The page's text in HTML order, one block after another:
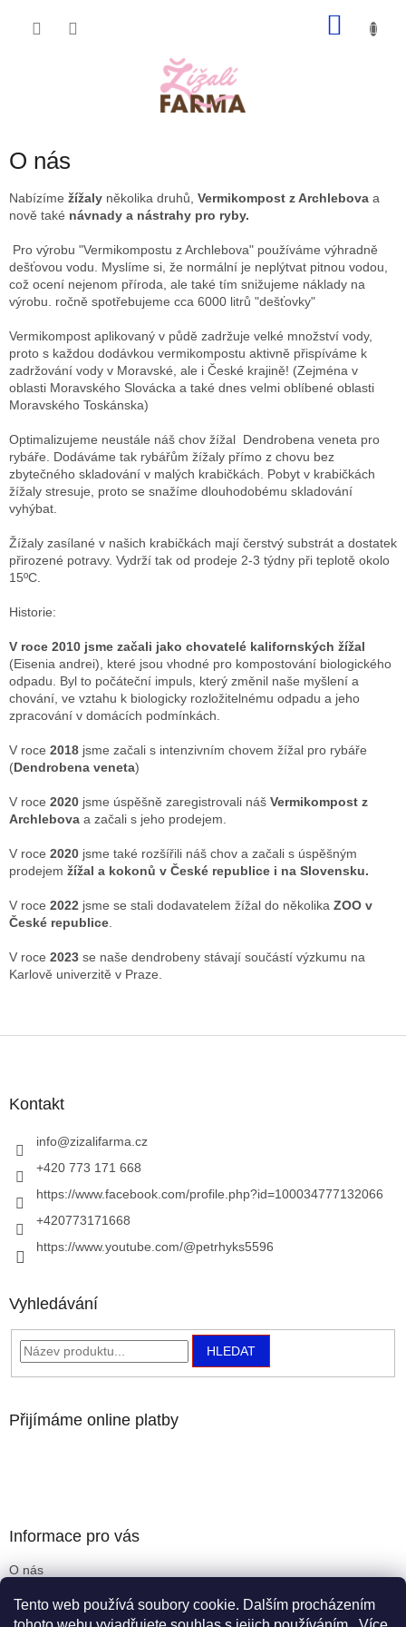
Tento web používá soubory cookie. Dalším procházením
O nás
Nabízíme žížaly několika druhů, Vermikompost z Archlebova a
nově také návnady a nástrahy pro ryby.
Pro výrobu "Vermikompostu z Archlebova" používáme výhradně
dešťovou vodu. Myslíme si, že normální je neplýtvat pitnou vodou,
což ocení nejenom příroda, ale také tím snižujeme náklady na
výrobu. ročně spotřebujeme cca 6000 litrů "dešťovky"
Vermikompost aplikovaný v půdě zadržuje velké množství vody,
proto s každou dodávkou vermikompostu aktivně přispíváme k
zadržování vody v Moravské, ale i České krajině! (Zejména v
oblasti Moravského Slovácka a také dnes velmi oblíbené oblasti
Moravského Toskánska)
Optimalizujeme neustále náš chov žížal Dendrobena veneta pro
rybáře. Dodáváme tak rybářům žížaly přímo z chovu bez
zbytečného skladování v malých krabičkách. Pobyt v krabičkách
žížaly stresuje, proto se snažíme dlouhodobému skladování
vyhýbat.
Žížaly zasílané v našich krabičkách mají čerstvý substrát a dostatek
přirozené potravy. Vydrží tak od prodeje 2-3 týdny při teplotě okolo
15ºC.
Historie:
V roce 2010 jsme začali jako chovatelé kalifornských žížal
(Eisenia andrei), které jsou vhodné pro kompostování biologického
odpadu. Byl to počáteční impuls, který změnil naše myšlení a
chování, ve vztahu k biologicky rozložitelnému odpadu a jeho
zpracování v domácích podmínkách.
V roce 2018 jsme začali s intenzivním chovem žížal pro rybáře
(Dendrobena veneta)
V roce 2020 jsme úspěšně zaregistrovali náš Vermikompost z
Archlebova a začali s jeho prodejem.
V roce 2020 jsme také rozšířili náš chov a začali s úspěšným
prodejem žížal a kokonů v České republice i na Slovensku.
V roce 2022 jsme se stali dodavatelem žížal do několika ZOO v
České republice
V roce 2023 se naše dendrobeny stávají součástí výzkumu na
Karlově univerzitě v Praze.
Kontakt
info@zizalifarma.cz
+420 773 171 668
https://www.facebook.com/profile.php?id=100034777132066
+420773171668
https://www.youtube.com/@petrhyks5596
Vyhledávání
HLEDAT
Přijímáme online platby
Informace pro vás
O nás
Podmínky ochrany osobních údajů